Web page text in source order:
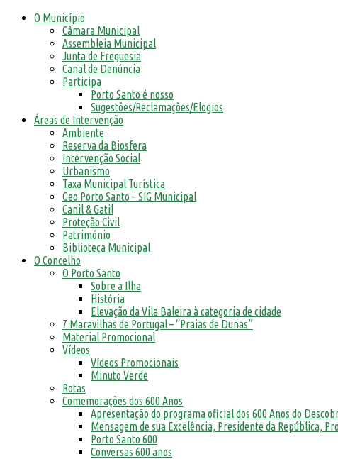
O Município
Câmara Municipal
Assembleia Municipal
Junta de Freguesia
Canal de Denúncia
Participa
Porto Santo é nosso
Sugestões/Reclamações/Elogios
Áreas de Intervenção
Ambiente
Reserva da Biosfera
Intervenção Social
Urbanismo
Taxa Municipal Turística
Geo Porto Santo – SIG Municipal
Canil & Gatil
Proteção Civil
Património
Biblioteca Municipal
O Concelho
O Porto Santo
Sobre a Ilha
História
Elevação da Vila Baleira à categoria de cidade
7 Maravilhas de Portugal – “Praias de Dunas”
Material Promocional
Vídeos
Vídeos Promocionais
Minuto Verde
Rotas
Comemorações dos 600 Anos
Apresentação do programa oficial dos 600 Anos do
Mensagem de sua Excelência, Presidente da República,
Porto Santo 600
Conversas 600 anos